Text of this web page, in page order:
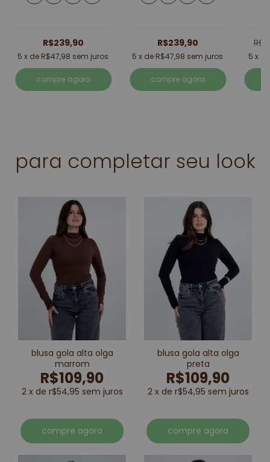
R$239,90
5 x de R$47,98 sem juros
compre agora
R$239,90
5 x de R$47,98 sem juros
compre agora
5 x
para completar seu look
blusa gola alta olga
marrom
R$109,90
2 x de r$54,95 sem juros
compre agora
blusa gola alta olga
preta
R$109,90
2 x de r$54,95 sem juros
compre agora